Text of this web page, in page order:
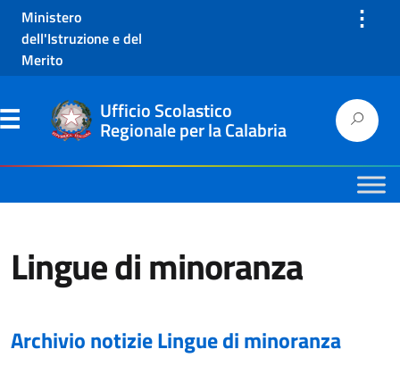
Ministero
dell'Istruzione e del
Merito
⋮
Ufficio Scolastico
Regionale per la Calabria
Lingue di minoranza
Archivio notizie Lingue di minoranza